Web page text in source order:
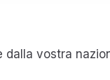
dalla vostra